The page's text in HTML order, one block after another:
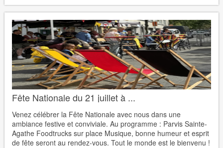
Fête Nationale du 21 juillet à ...
Venez célébrer la Fête Nationale avec nous dans une
ambiance festive et conviviale. Au programme : Parvis Sainte-
Agathe Foodtrucks sur place Musique, bonne humeur et esprit
de fête seront au rendez-vous. Tout le monde est le bienvenu !